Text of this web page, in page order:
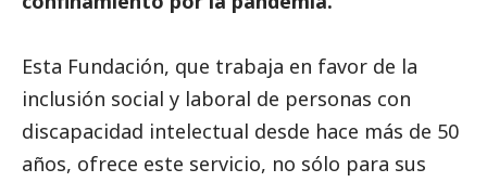
Esta Fundación, que trabaja en favor de la
inclusión social y laboral de personas con
discapacidad intelectual desde hace más de 50
años, ofrece este servicio, no sólo para sus